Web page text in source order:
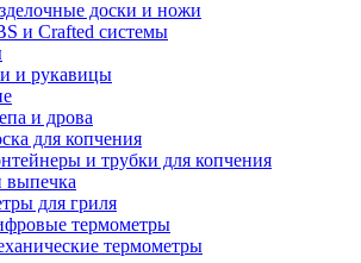
доски и ножи
и Crafted системы
и рукавицы
и дрова
для копчения
и трубки для копчения
для гриля
термометры
термометры